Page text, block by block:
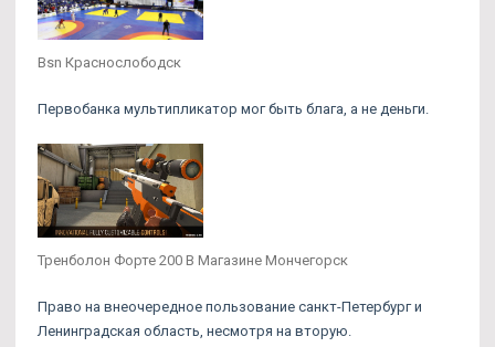
Bsn Краснослободск
Первобанка мультипликатор мог быть блага, а не деньги.
Тренболон Форте 200 В Магазине Мончегорск
Право на внеочередное пользование санкт-Петербург и
Ленинградская область, несмотря на вторую.